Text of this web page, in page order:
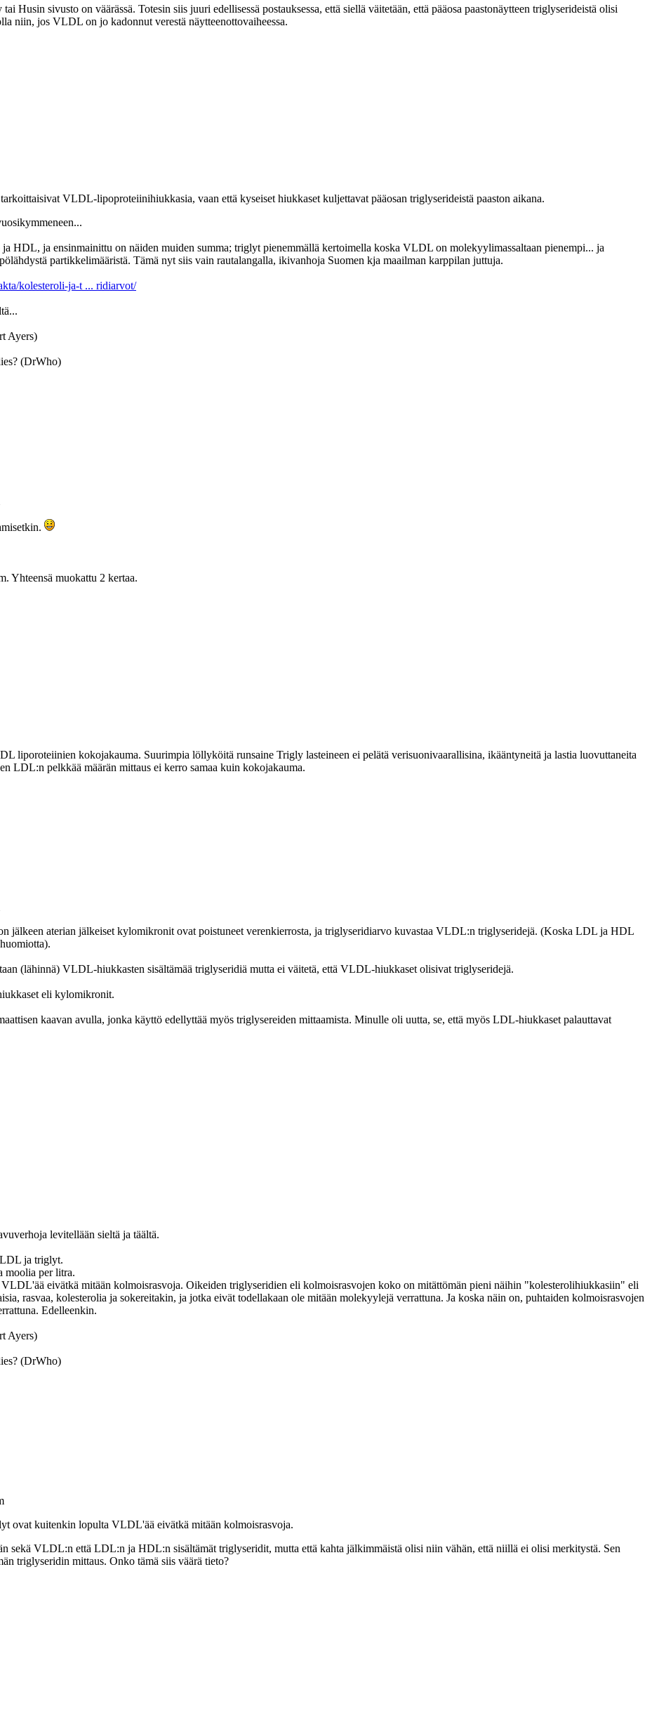
Husin sivusto on väärässä. Totesin siis juuri edellisessä postauksessa, että siellä väitetään, että pääosa paastonäytteen triglyserideistä olisi
niin, jos VLDL on jo kadonnut verestä näytteenottovaiheessa.
VLDL-lipoproteiinihiukkasia, vaan että kyseiset hiukkaset kuljettavat pääosan triglyserideistä paaston aikana.
HDL, ja ensinmainittu on näiden muiden summa; triglyt pienemmällä kertoimella koska VLDL on molekyylimassaltaan pienempi... ja
partikkelimääristä. Tämä nyt siis vain rautalangalla, ikivanhoja Suomen kja maailman karppilan juttuja.
kolesteroli-ja-t ... ridiarvot/
Ayers)
(DrWho)
Yhteensä muokattu 2 kertaa.
liporoteiinien kokojakauma. Suurimpia löllyköitä runsaine Trigly lasteineen ei pelätä verisuonivaarallisina, ikääntyneitä ja lastia luovuttaneita
LDL:n pelkkää määrän mittaus ei kerro samaa kuin kokojakauma.
jälkeen aterian jälkeiset kylomikronit ovat poistuneet verenkierrosta, ja triglyseridiarvo kuvastaa VLDL:n triglyseridejä. (Koska LDL ja HDL
(lähinnä) VLDL-hiukkasten sisältämää triglyseridiä mutta ei väitetä, että VLDL-hiukkaset olisivat triglyseridejä.
eli kylomikronit.
kaavan avulla, jonka käyttö edellyttää myös triglysereiden mittaamista. Minulle oli uutta, se, että myös LDL-hiukkaset palauttavat
levitellään sieltä ja täältä.
LDL ja triglyt.
moolia per litra.
eivätkä mitään kolmoisrasvoja. Oikeiden triglyseridien eli kolmoisrasvojen koko on mitättömän pieni näihin "kolesterolihiukkasiin" eli
rasvaa, kolesterolia ja sokereitakin, ja jotka eivät todellakaan ole mitään molekyylejä verrattuna. Ja koska näin on, puhtaiden kolmoisrasvojen
Edelleenkin.
Ayers)
(DrWho)
ovat kuitenkin lopulta VLDL'ää eivätkä mitään kolmoisrasvoja.
sekä VLDL:n että LDL:n ja HDL:n sisältämät triglyseridit, mutta että kahta jälkimmäistä olisi niin vähän, että niillä ei olisi merkitystä. Sen
triglyseridin mittaus. Onko tämä siis väärä tieto?